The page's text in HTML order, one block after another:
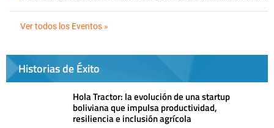
Ver todos los Eventos »
Historias de Éxito
Hola Tractor: la evolución de una startup
boliviana que impulsa productividad,
resiliencia e inclusión agrícola